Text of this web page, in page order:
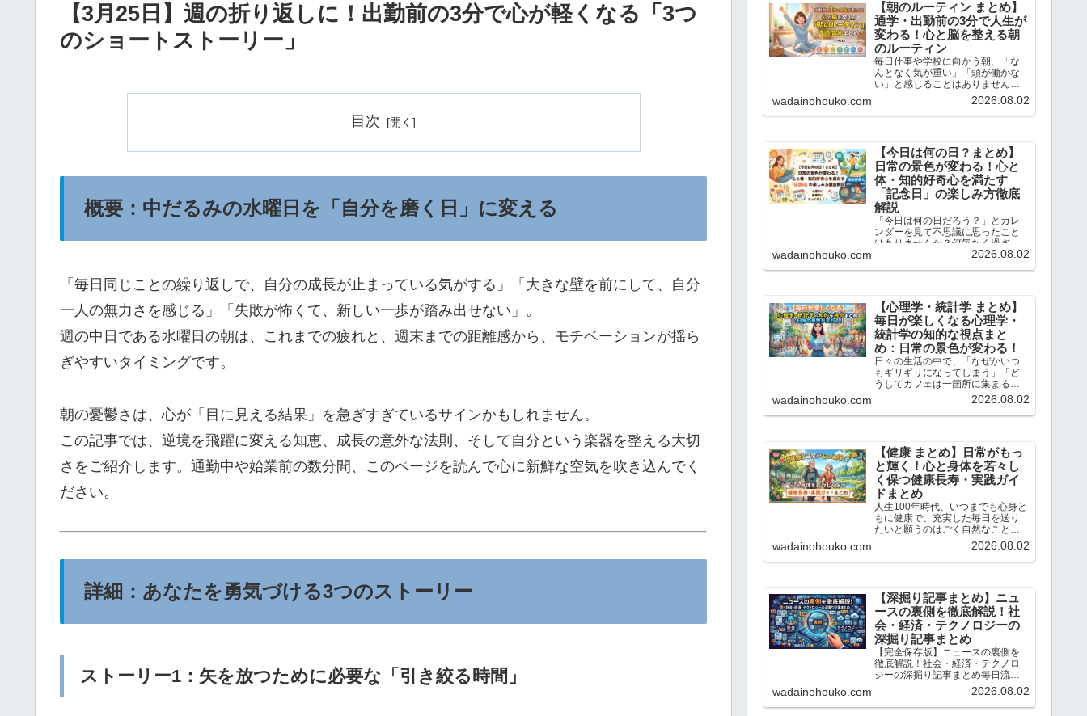
【3月25日】週の折り返しに！出勤前の3分で心が軽くなる「3つ
のショートストーリー」
目次
概要：中だるみの水曜日を「自分を磨く日」に変える
「毎日同じことの繰り返しで、自分の成長が止まっている気がする」「大きな壁を前にして、自分
一人の無力さを感じる」「失敗が怖くて、新しい一歩が踏み出せない」。
週の中日である水曜日の朝は、これまでの疲れと、週末までの距離感から、モチベーションが揺ら
ぎやすいタイミングです。
朝の憂鬱さは、心が「目に見える結果」を急ぎすぎているサインかもしれません。
この記事では、逆境を飛躍に変える知恵、成長の意外な法則、そして自分という楽器を整える大切
さをご紹介します。通勤中や始業前の数分間、このページを読んで心に新鮮な空気を吹き込んでく
ださい。
詳細：あなたを勇気づける3つのストーリー
ストーリー1：矢を放つために必要な「引き絞る時間」
【朝のルーティン まとめ】
通学・出勤前の3分で人生が
変わる！心と脳を整える朝
のルーティン
毎日仕事や学校に向かう朝、「な
んとなく気が重い」「頭が働かな
い」と感じることはありません
か？この記事では、忙しい現代人
のために、通勤・通学前のたった3
分でサクッと読めて、一日を前向
wadainohouko.com 2026.08.02
【今日は何の日？まとめ】
日常の景色が変わる！心と
体・知的好奇心を満たす
「記念日」の楽しみ方徹底
解説
「今日は何の日だろう？」とカレ
ンダーを見て不思議に思ったこと
はありませんか？何気なく過ぎて
いく毎日にも、実は先人たちの知
事では、当ブログで大人気の「今...
wadainohouko.com 2026.08.02
【心理学・統計学 まとめ】
毎日が楽しくなる心理学・
統計学の知的な視点まと
め：日常の景色が変わる！
日々の生活の中で、「なぜかいつ
もギリギリになってしまう」「ど
うしてカフェは一箇所に集まるの
だろう？」と不思議に思ったこと
はありませんか？この記事では、
当ブログ「ちょっと気になる話題
か...
wadainohouko.com 2026.08.02
【健康 まとめ】日常がもっ
と輝く！心と身体を若々し
く保つ健康長寿・実践ガイ
ドまとめ
人生100年時代、いつまでも心身と
もに健康で、充実した毎日を送り
たいと願うのはごく自然なことで
す。こんにちは、「ちょっと気に
なる話題の宝庫」です。この記事
では、私が日々リサーチし、独自
wadainohouko.com 2026.08.02
【深掘り記事まとめ】ニュ
ースの裏側を徹底解説！社
会・経済・テクノロジーの
深掘り記事まとめ
【完全保存版】ニュースの裏側を
徹底解説！社会・経済・テクノロ
ジーの深掘り記事まとめ毎日流れ
てくるニュースの表面だけを追っ
ていては、社会の本当の姿は見え
てきません。こんにちは、「ちょ
wadainohouko.com 2026.08.02